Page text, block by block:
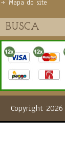
Mapa do site
Copyright